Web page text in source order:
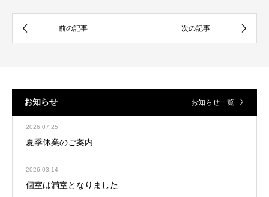
お知らせ お知らせ一覧
2026.07.25
夏季休業のご案内
2026.03.14
個室は満室となりました